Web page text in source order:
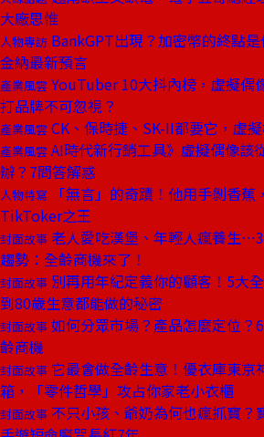
大廠思惟
人物專訪 BankGPT出現？加密幣的終點
金納最新預言
產業風雲 YouTuber 10大抖內榜，虛擬偶
打品牌不可忽視？
產業風雲 CK、保時捷、SK-II都要它，虛
產業風雲 AI時代新行銷工具》虛擬偶像該
辦？7問答解惑
人物特寫
「無言」的奇蹟！他用手剝香
TikToker之王
封面故事 老人愛吃漢堡、年輕人瘋養生
趨勢：全齡商機來了！
封面故事 別再用年紀定義你的顧客！5大
到80歲生意都能做的秘密
封面故事 如何分眾市場？產品怎麼定位？
齡商機
封面故事 它最會做全齡生意！優衣庫東京
箱，「零件哲學」攻占你家老小衣櫃
封面故事 不只小孩、爺奶為何也瘋抓寶？